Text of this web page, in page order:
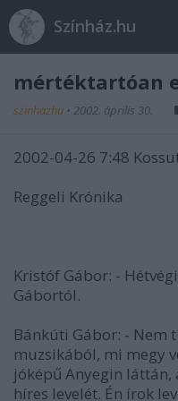
Színház.hu
mértéktartóan
szinhazhu • 2002. április 30.
2002-04-26 7:48
Reggeli Krónika
Kristóf Gábor: -
Gábortól.
Bánkúti Gábor: - Nem
muzsikából, mi megy
jóképű Anyegin
híres levelét. Én írok